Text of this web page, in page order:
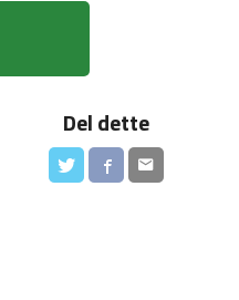
Del dette